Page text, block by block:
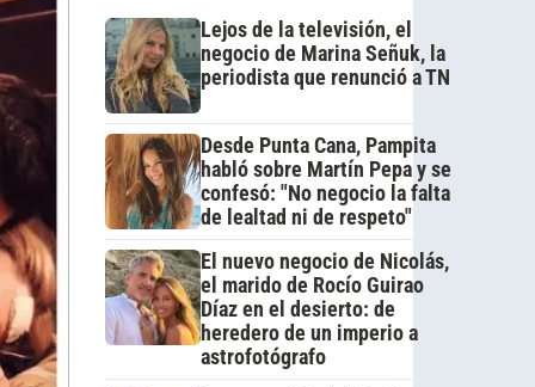
Lejos de la televisión, el
negocio de Marina Señuk, la
periodista que renunció a TN
Desde Punta Cana, Pampita
habló sobre Martín Pepa y se
confesó: "No negocio la falta
de lealtad ni de respeto"
El nuevo negocio de Nicolás,
el marido de Rocío Guirao
Díaz en el desierto: de
heredero de un imperio a
astrofotógrafo